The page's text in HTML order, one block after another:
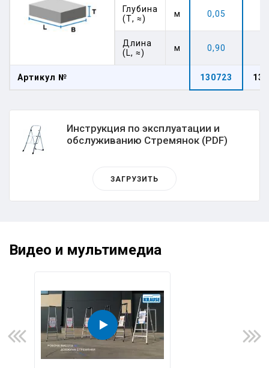
Артикул № 130723
Глубина
(Т, ≈)
м 0,05
Длина
(L, ≈)
м 0,90
Инструкция по эксплуатации и
обслуживанию Стремянок (PDF)
ЗАГРУЗИТЬ
Видео и мультимедиа